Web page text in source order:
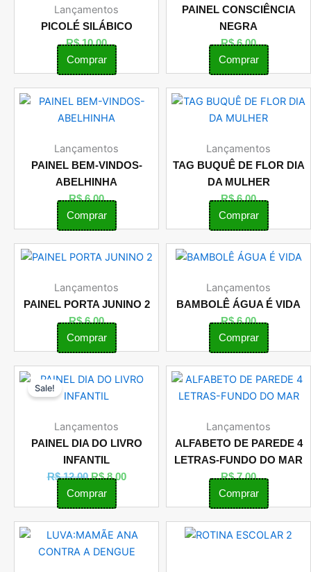
Lançamentos
PICOLÉ SILÁBICO
R$10,00
Comprar
PAINEL CONSCIÊNCIA
NEGRA
R$6,00
Comprar
Lançamentos
PAINEL BEM-VINDOS-
ABELHINHA
R$6,00
Comprar
Lançamentos
TAG BUQUÊ DE FLOR DIA
DA MULHER
R$6,00
Comprar
Lançamentos
PAINEL PORTA JUNINO 2
R$6,00
Comprar
Lançamentos
BAMBOLÊ ÁGUA É VIDA
R$6,00
Comprar
Sale!
Lançamentos
PAINEL DIA DO LIVRO
INFANTIL
R$12,00
O
preço
era:
R$ 12,00.
R$8,00
O
R$ 8,00.
Comprar
Lançamentos
ALFABETO DE PAREDE 4
LETRAS-FUNDO DO MAR
R$7,00
Comprar